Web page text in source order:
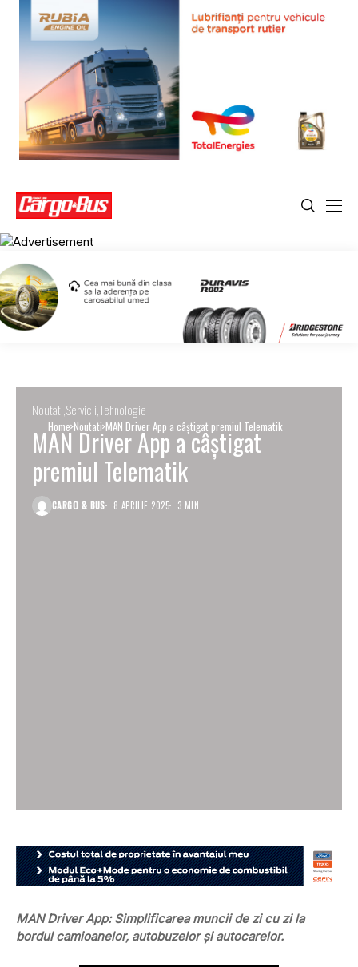
Home Noutati MAN Driver App a câștigat premiul Telematik
Noutati Servicii Tehnologie
MAN Driver App a câștigat
premiul Telematik
CARGO & BUS 8 APRILIE 2025 3 MIN.
MAN Driver App: Simplificarea muncii de zi cu zi la
bordul camioanelor, autobuzelor și autocarelor.